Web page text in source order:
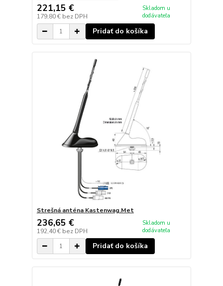
221,15 €
179,80 € bez DPH
Skladom u
dodávateľa
Pridať do košíka
Strešná anténa Kastenwag.Met
236,65 €
192,40 € bez DPH
Skladom u
dodávateľa
Pridať do košíka